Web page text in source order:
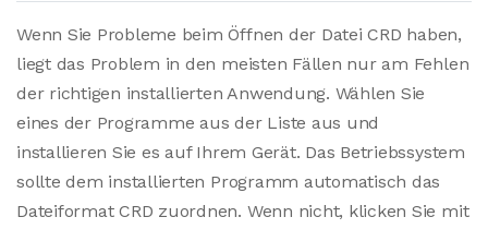
Wenn Sie Probleme beim Öffnen der Datei CRD haben,
liegt das Problem in den meisten Fällen nur am Fehlen
der richtigen installierten Anwendung. Wählen Sie
eines der Programme aus der Liste aus und
installieren Sie es auf Ihrem Gerät. Das Betriebssystem
sollte dem installierten Programm automatisch das
Dateiformat CRD zuordnen. Wenn nicht, klicken Sie mit